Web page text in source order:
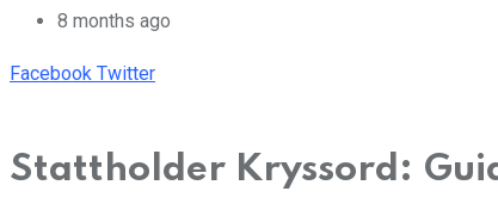
8 months ago
Facebook TwitterPinterest
Whatsapp
Cloud
StumbleUpon
Print
Share
Stattholder Kryssord: